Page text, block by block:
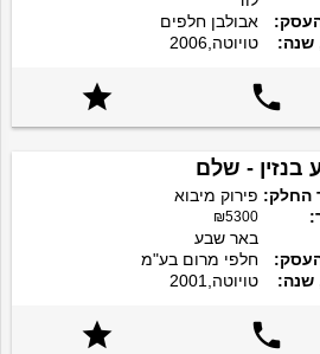
אבולבן חלפים
שנה:
טויוטה,2006


בנזין - שלם
החלק: פירוק מיבוא
₪5300
באר שבע
חלפי מרום בע"מ
שנה:
טויוטה,2001

